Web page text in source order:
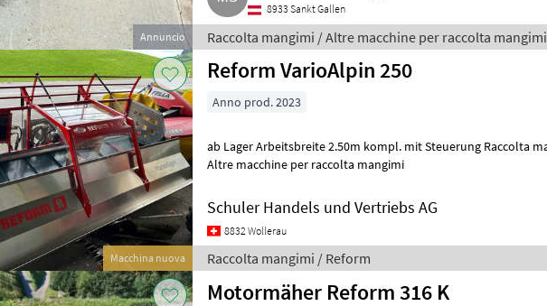
Annuncio
8933 Sankt Gallen
Raccolta mangimi / Altre macchine per raccolta mangimi
Macchina nuova
Reform VarioAlpin 250
Anno prod. 2023
ab Lager Arbeitsbreite 2.50m kompl. mit Steuerung Raccolta mangimi
Altre macchine per raccolta mangimi
Schuler Handels und Vertriebs AG
8832 Wollerau
Raccolta mangimi / Reform
Motormäher Reform 316 K